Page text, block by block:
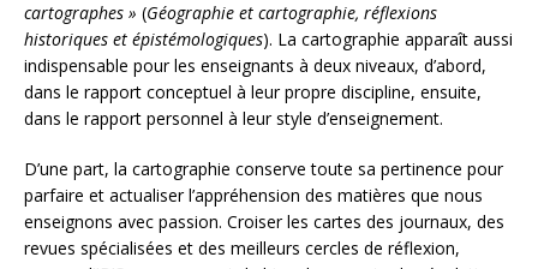
cartographes » (Géographie et cartographie, réflexions
historiques et épistémologiques). La cartographie apparaît aussi
indispensable pour les enseignants à deux niveaux, d’abord,
dans le rapport conceptuel à leur propre discipline, ensuite,
dans le rapport personnel à leur style d’enseignement.
D’une part, la cartographie conserve toute sa pertinence pour
parfaire et actualiser l’appréhension des matières que nous
enseignons avec passion. Croiser les cartes des journaux, des
revues spécialisées et des meilleurs cercles de réflexion,